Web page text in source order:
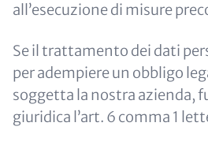
all’esecuzione di misure
Se il trattamento dei dati
per adempiere un obbligo
soggetta la nostra azienda,
giuridica l’art. 6 comma 1